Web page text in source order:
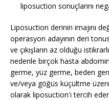
liposuction sonuçlarını
Liposuction derinin imajını
operasyon adayının deri
ve çıkışların az olduğu
nedenle birçok hasta
germe, yüz germe, beden
ve/veya göğüs küçültme
olarak liposuction'ı tercih